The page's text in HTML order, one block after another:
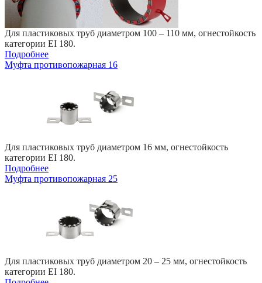
Для пластиковых труб диаметром 100 – 110 мм, огнестойкость
категории EI 180.
Подробнее
Муфта противопожарная 16
Для пластиковых труб диаметром 16 мм, огнестойкость
категории EI 180.
Подробнее
Муфта противопожарная 25
Для пластиковых труб диаметром 20 – 25 мм, огнестойкость
категории EI 180.